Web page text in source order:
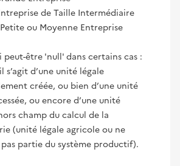
de Taille Intermédiaire
Petite ou Moyenne Entreprise
peut-être 'null' dans certains cas :
s’agit d’une unité légale
créée, ou bien d’une unité
ou encore d’une unité
champ du calcul de la
(unité légale agricole ou ne
partie du système productif).